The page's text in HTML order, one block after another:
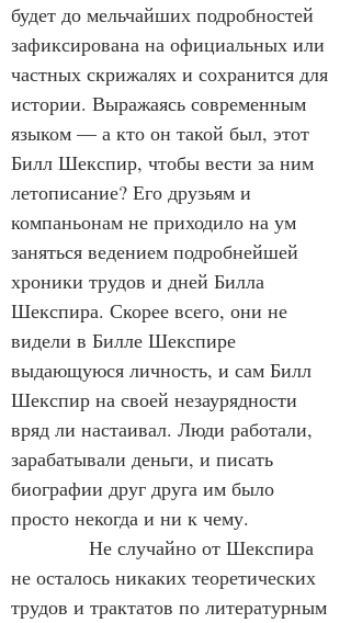
будет до мельчайших подробностей
зафиксирована на официальных или
частных скрижалях и сохранится для
истории. Выражаясь современным
языком — а кто он такой был, этот
Билл Шекспир, чтобы вести за ним
летописание? Его друзьям и
компаньонам не приходило на ум
заняться ведением подробнейшей
хроники трудов и дней Билла
Шекспира. Скорее всего, они не
видели в Билле Шекспире
выдающуюся личность, и сам Билл
Шекспир на своей незаурядности
вряд ли настаивал. Люди работали,
зарабатывали деньги, и писать
биографии друг друга им было
просто некогда и ни к чему.
Не случайно от Шекспира
не осталось никаких теоретических
трудов и трактатов по литературным